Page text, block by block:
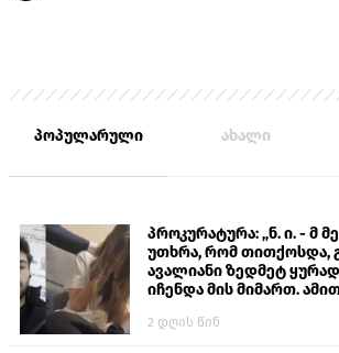
პოპულარული ახალი
პროკურატურა: „ნ. ი. - მ
უთხრა, რომ თითქოსდა,
ავალიანი ზედმეტ
იჩენდა მის მიმართ.
თავს დასხმოდა გიგა
2 დღის წინ